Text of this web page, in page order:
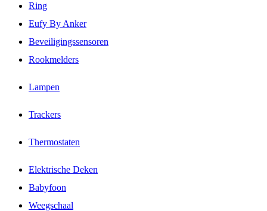
Ring
Eufy By Anker
Beveiligingssensoren
Rookmelders
Lampen
Trackers
Thermostaten
Elektrische Deken
Babyfoon
Weegschaal